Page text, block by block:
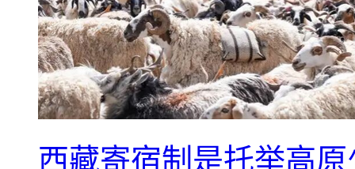
西藏寄宿制是托举高